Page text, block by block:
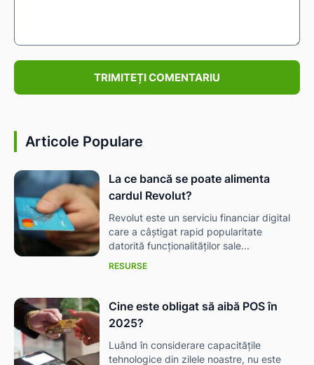
Articole Populare
La ce bancă se poate alimenta
cardul Revolut?
Revolut este un serviciu financiar digital
care a câștigat rapid popularitate
datorită funcționalităților sale...
RESURSE
Cine este obligat să aibă POS în
2025?
Luând în considerare capacitățile
tehnologice din zilele noastre, nu este